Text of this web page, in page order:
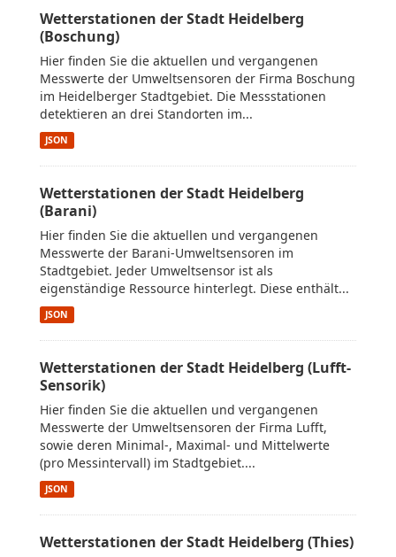
Wetterstationen der Stadt Heidelberg
(Boschung)
Hier finden Sie die aktuellen und vergangenen
Messwerte der Umweltsensoren der Firma Boschung
im Heidelberger Stadtgebiet. Die Messstationen
detektieren an drei Standorten im...
JSON
Wetterstationen der Stadt Heidelberg
(Barani)
Hier finden Sie die aktuellen und vergangenen
Messwerte der Barani-Umweltsensoren im
Stadtgebiet. Jeder Umweltsensor ist als
eigenständige Ressource hinterlegt. Diese enthält...
JSON
Wetterstationen der Stadt Heidelberg (Lufft-
Sensorik)
Hier finden Sie die aktuellen und vergangenen
Messwerte der Umweltsensoren der Firma Lufft,
sowie deren Minimal-, Maximal- und Mittelwerte
(pro Messintervall) im Stadtgebiet....
JSON
Wetterstationen der Stadt Heidelberg (Thies)